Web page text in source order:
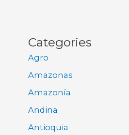
Categories
Agro
Amazonas
Amazonía
Andina
Antioquia